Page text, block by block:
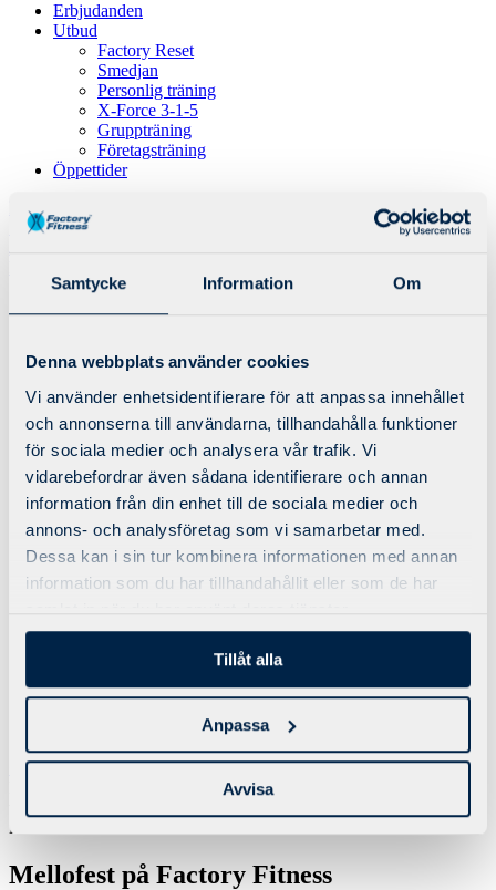
Samtycke Information Om
Denna webbplats använder cookies
Vi använder enhetsidentifierare för att anpassa innehållet
och annonserna till användarna, tillhandahålla funktioner
för sociala medier och analysera vår trafik. Vi
vidarebefordrar även sådana identifierare och annan
information från din enhet till de sociala medier och
annons- och analysföretag som vi samarbetar med.
Dessa kan i sin tur kombinera informationen med annan
information som du har tillhandahållit eller som de har
Tillåt alla
Anpassa
Avvisa
Erbjudanden
Utbud
Factory Reset
Smedjan
Personlig träning
X-Force 3-1-5
Gruppträning
Företagsträning
Öppettider
Bli medlem
Schema/Boka
Factory Reset
Personlig träning
X-Force 3-1-5
Gruppträning
Företagsträning
Öppettider
Utbud
Smedjan
Personlig träning
Gruppträning
<< Till startsidan
Efter en uppdatering av vår nya
informationen nedan är korrekt.
Mellofest på Factory Fitness